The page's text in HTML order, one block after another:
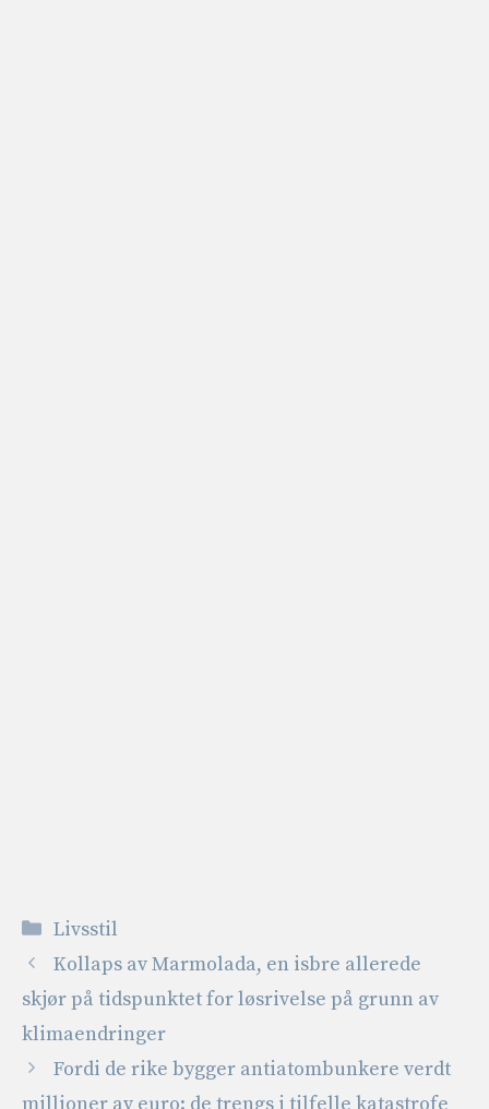
Kategorier
Livsstil
Kollaps av Marmolada, en isbre allerede
skjør på tidspunktet for løsrivelse på grunn av
klimaendringer
Fordi de rike bygger antiatombunkere verdt